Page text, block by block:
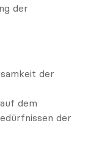
der
der
dem
der